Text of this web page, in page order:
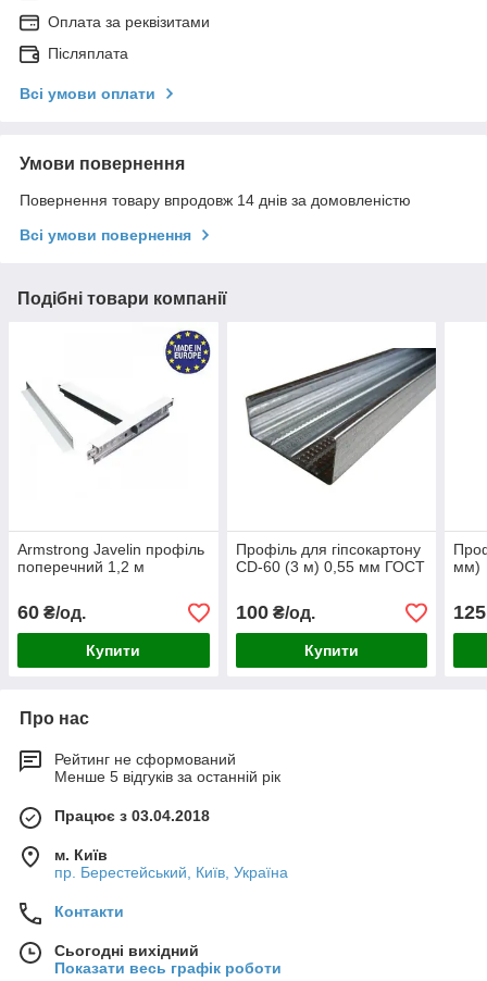
Оплата за реквізитами
Післяплата
Всі умови оплати
Умови повернення
Повернення товару впродовж 14 днів за домовленістю
Всі умови повернення
Подібні товари компанії
Armstrong Javelin профіль
поперечний 1,2 м
60 ₴/од.
Купити
Профіль для гіпсокартону
CD-60 (3 м) 0,55 мм ГОСТ
100₴/од.
Купити
мм)
125
Про нас
Рейтинг не сформований
Менше 5 відгуків за останній рік
Працює з 03.04.2018
м. Київ
пр. Берестейський, Київ, Україна
Контакти
Сьогодні вихідний
Показати весь графік роботи